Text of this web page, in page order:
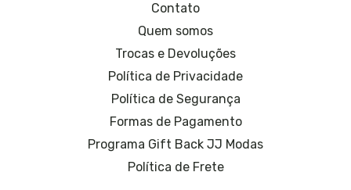
Contato
Quem somos
Trocas e Devoluções
Política de Privacidade
Política de Segurança
Formas de Pagamento
Programa Gift Back JJ Modas
Política de Frete